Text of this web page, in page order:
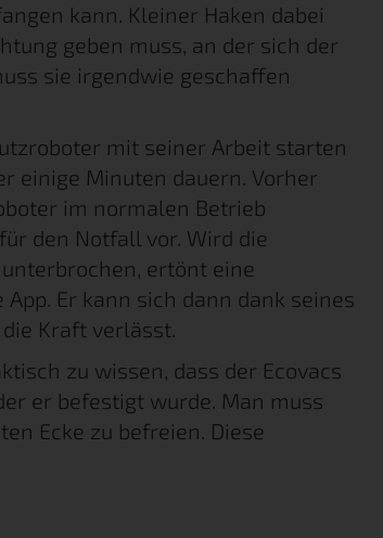
kann. Kleiner Haken dabei
geben muss, an der sich der
sie irgendwie geschaffen
mit seiner Arbeit starten
einige Minuten dauern. Vorher
im normalen Betrieb
den Notfall vor. Wird die
ertönt eine
Er kann sich dann dank seines
Kraft verlässt.
zu wissen, dass der Ecovacs
er befestigt wurde. Man muss
Ecke zu befreien. Diese